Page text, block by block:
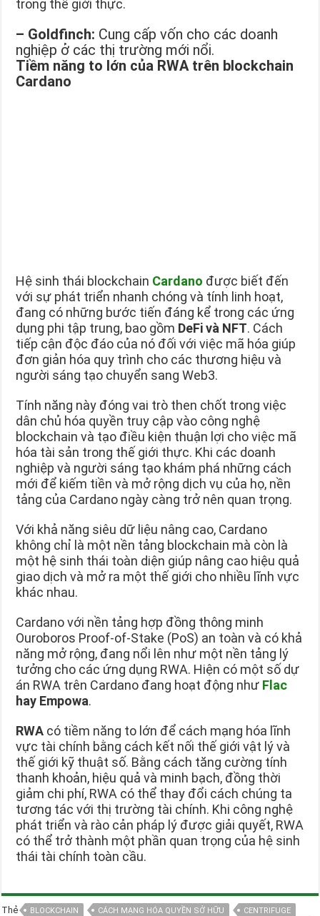
trong thế giới thực.
– Goldfinch: Cung cấp vốn cho các doanh
nghiệp ở các thị trường mới nổi.
Tiềm năng to lớn của RWA trên blockchain
Cardano
Hệ sinh thái blockchain Cardano được biết đến
với sự phát triển nhanh chóng và tính linh hoạt,
đang có những bước tiến đáng kể trong các ứng
dụng phi tập trung, bao gồm DeFi và NFT. Cách
tiếp cận độc đáo của nó đối với việc mã hóa giúp
đơn giản hóa quy trình cho các thương hiệu và
người sáng tạo chuyển sang Web3.
Tính năng này đóng vai trò then chốt trong việc
dân chủ hóa quyền truy cập vào công nghệ
blockchain và tạo điều kiện thuận lợi cho việc mã
hóa tài sản trong thế giới thực. Khi các doanh
nghiệp và người sáng tạo khám phá những cách
mới để kiếm tiền và mở rộng dịch vụ của họ, nền
tảng của Cardano ngày càng trở nên quan trọng.
Với khả năng siêu dữ liệu nâng cao, Cardano
không chỉ là một nền tảng blockchain mà còn là
một hệ sinh thái toàn diện giúp nâng cao hiệu quả
giao dịch và mở ra một thế giới cho nhiều lĩnh vực
khác nhau.
Cardano với nền tảng hợp đồng thông minh
Ouroboros Proof-of-Stake (PoS) an toàn và có khả
năng mở rộng, đang nổi lên như một nền tảng lý
tưởng cho các ứng dụng RWA. Hiện có một số dự
án RWA trên Cardano đang hoạt động như Flac
hay Empowa.
RWA có tiềm năng to lớn để cách mạng hóa lĩnh
vực tài chính bằng cách kết nối thế giới vật lý và
thế giới kỹ thuật số. Bằng cách tăng cường tính
thanh khoản, hiệu quả và minh bạch, đồng thời
giảm chi phí, RWA có thể thay đổi cách chúng ta
tương tác với thị trường tài chính. Khi công nghệ
phát triển và rào cản pháp lý được giải quyết, RWA
có thể trở thành một phần quan trọng của hệ sinh
thái tài chính toàn cầu.
Thẻ BLOCKCHAIN CÁCH MẠNG HÓA QUYỀN SỞ HỮU
CENTRIFUGE